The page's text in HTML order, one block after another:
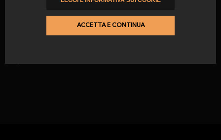
ACCETTA E CONTINUA
SCHEDA PER PROSCIUTTO